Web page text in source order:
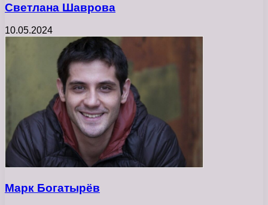
Светлана Шаврова
10.05.2024
Марк Богатырёв